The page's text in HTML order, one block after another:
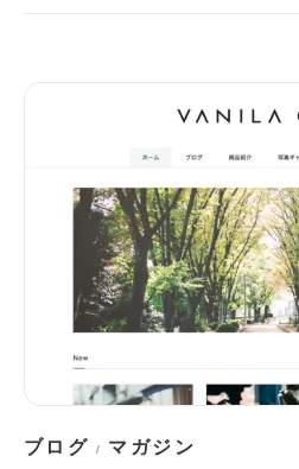
ブログ / マガジン